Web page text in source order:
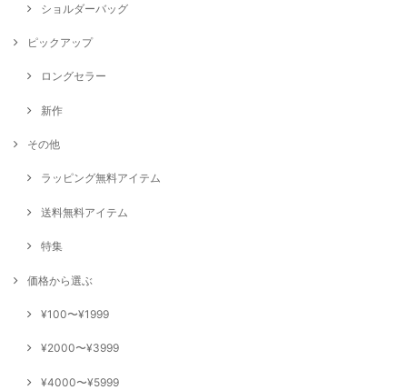
ショルダーバッグ
ピックアップ
ロングセラー
新作
その他
ラッピング無料アイテム
送料無料アイテム
特集
価格から選ぶ
¥100〜¥1999
¥2000〜¥3999
¥4000〜¥5999